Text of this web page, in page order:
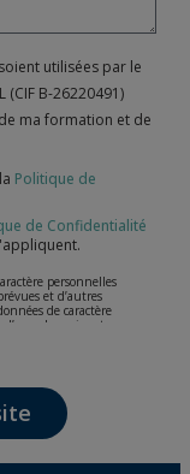
utilisées par le
(CIF B-26220491)
ma formation et de
Politique de
de Confidentialité
personnelles
et d’autres
de caractère
des suivantes,
la relation établie, la
et seront traitées avec la
prévues par la loi